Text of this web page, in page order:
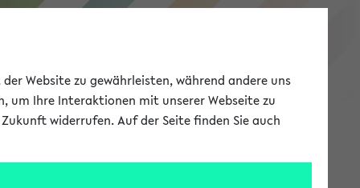
eKVV
Website zu gewährleisten, während andere uns
um Ihre Interaktionen mit unserer Webseite zu
widerrufen. Auf der Seite finden Sie auch